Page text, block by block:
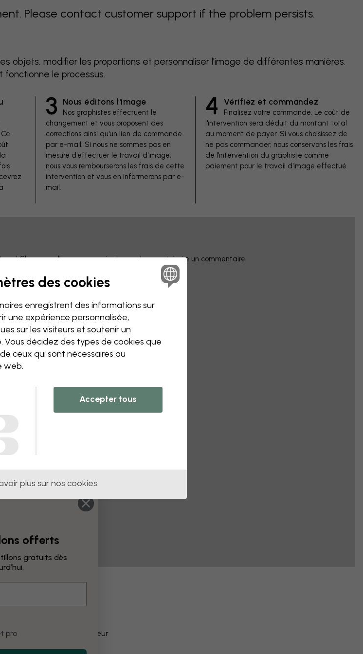
Please contact customer support if the problem persists.
objets, modifier les proportions et personnaliser l'image de différentes manières.
le processus.
3 Nous éditons l'image
Nos graphistes effectuent le
changement et vous proposent des
corrections ainsi qu'un lien de commande
par e-mail. Si nous ne sommes pas en
mesure d'effectuer le travail d'image,
nous vous rembourserons les frais de cette
intervention et vous en informerons par e-
mail.
4 Vérifiez et commandez
Finalisez votre commande. Le coût de
l'intervention sera déduit du montant total
au moment de payer. Si vous choisissez de
ne pas commander, nous conservons les frais
de l'intervention du graphiste comme
paiement pour le travail d'image effectué.
! Cliquez sur l’image pour ajouter un champ et écrire un commentaire.
Modifier la couleur
offerts
gratuits dès
pro
des cookies
enregistrent des informations sur
une expérience personnalisée,
sur les visiteurs et soutenir un
Vous décidez des types de cookies que
ceux qui sont nécessaires au
web.
Accepter tous
plus sur nos cookies